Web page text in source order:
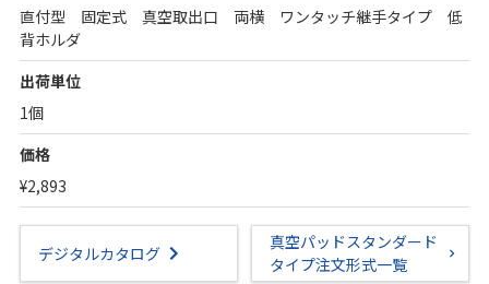
直付型 固定式 真空取出口 両横 ワンタッチ継手タイプ 低
背ホルダ
出荷単位
1個
価格
¥2,893
デジタルカタログ
真空パッドスタンダード
タイプ注文形式一覧